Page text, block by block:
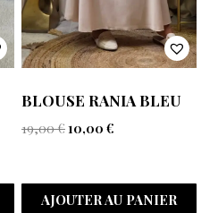
BLOUSE RANIA BLEU
19,00€10,00 €
AJOUTER AU PANIER